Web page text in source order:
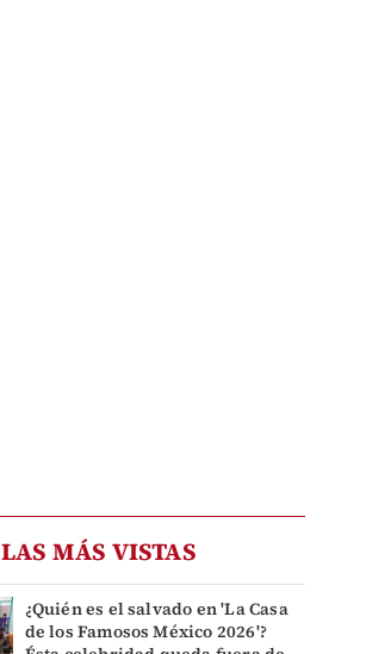
LAS MÁS VISTAS
¿Quién es el salvado en 'La Casa
de los Famosos México 2026'?